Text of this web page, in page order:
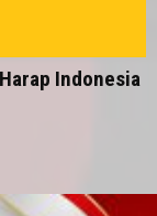
Indonesia